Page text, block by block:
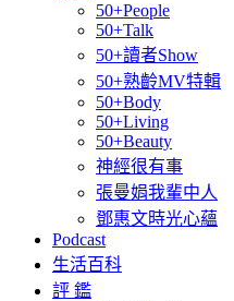
50+People
50+Talk
50+讀者Show
50+熟齡MV特輯
50+Body
50+Living
50+Beauty
神經很有事
張曼娟我輩中人
鄧惠文時光心蘊
Podcast
生活百科
評 鑑